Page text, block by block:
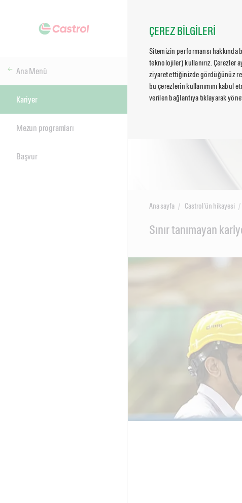
ÇEREZ BİLGİLERİ
Sitemizin performansı hakkında
teknolojiler) kullanırız. Çerezler
ziyaret ettiğinizde gördüğünüz
bu çerezlerin kullanımını kabul
verilen bağlantıya tıklayarak
Ana Menü
Kariyer
Mezun programları
Başvur
Ana sayfa Castrol'ün hikayesi
Sınır tanımayan